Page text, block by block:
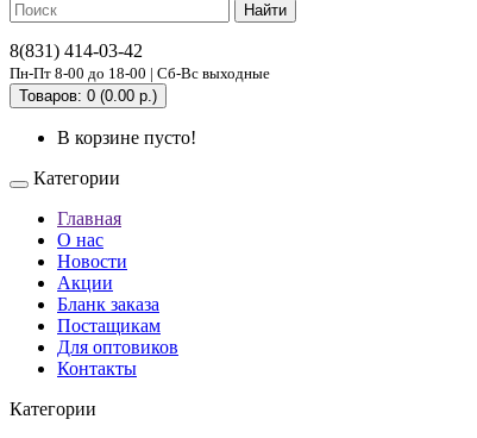
Найти
8(831) 414-03-42
Пн-Пт 8-00 до 18-00 | Сб-Вс выходные
Товаров: 0 (0.00 р.)
В корзине пусто!
Категории
Главная
О нас
Новости
Акции
Бланк заказа
Постащикам
Для оптовиков
Контакты
Категории